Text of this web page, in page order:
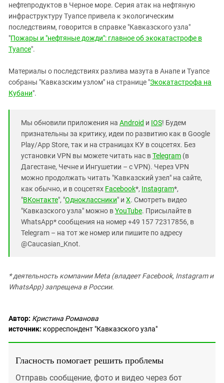
нефтепродуктов в Черное море. Серия атак на нефтяную
инфраструктуру Туапсе привела к экологическим
последствиям, говорится в справке "Кавказского узла"
"Пожары и "нефтяные дожди": главное об экокатастрофе в
Туапсе".
Материалы о последствиях разлива мазута в Анапе и Туапсе
собраны "Кавказским узлом" на странице "Экокатастрофа на
Кубани".
Мы обновили приложения на Android и IOS! Будем
признательны за критику, идеи по развитию как в Google
Play/App Store, так и на страницах КУ в соцсетях. Без
установки VPN вы можете читать нас вTelegram (в
Дагестане, Чечне и Ингушетии – с VPN). Через VPN
можно продолжать читать "Кавказский узел" на сайте,
как обычно, и в соцсетях Facebook*, Instagram*,
"ВКонтакте", "Одноклассники" и X. Смотреть видео
"Кавказского узла" можно вYouTube. Присылайте в
WhatsApp* сообщения на номер +49 157 72317856, в
Telegram – на тот же номер или пишите по адресу
@Caucasian_Knot.
* деятельность компании Meta (владеет Facebook, Instagram и
WhatsApp) запрещена в России.
Автор: Кристина Романова
источник: корреспондент "Кавказского узла"
Гласность помогает решить проблемы
Отправь сообщение, фото и видео через бот